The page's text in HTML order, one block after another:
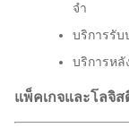
จํา
บริการรั
บริการหลั
แพ็คเกจและโลจิส